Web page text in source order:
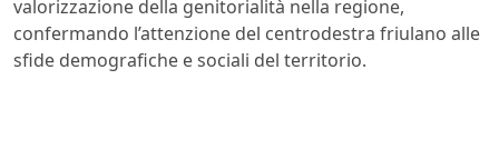
valorizzazione della genitorialità nella regione,
confermando l’attenzione del centrodestra friulano alle
sfide demografiche e sociali del territorio.